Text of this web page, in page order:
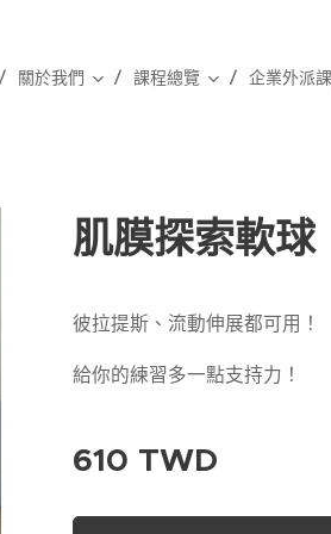
關於我們 課程總覽 企業外派
肌膜探索軟球
彼拉提斯、流動伸展都可用！
給你的練習多一點支持力！
610 TWD